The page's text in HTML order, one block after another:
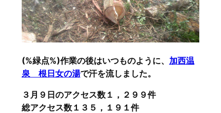
(%緑点%)作業の後はいつものように、 加西温
泉 根日女の湯で汗を流しました。
３月９日のアクセス数１，２９９件
総アクセス数１３５，１９１件